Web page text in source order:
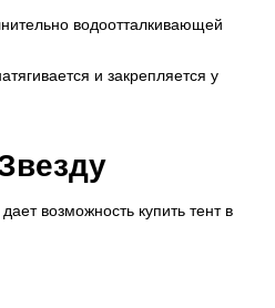
водоотталкивающей
и закрепляется у
возможность купить тент в